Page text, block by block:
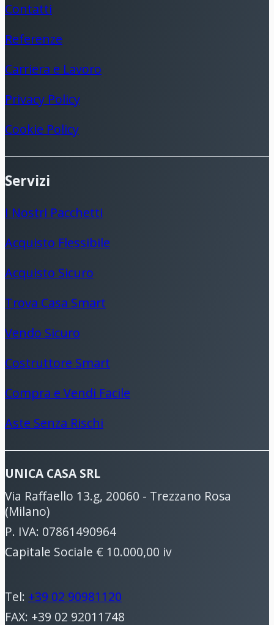
Contatti
Referenze
Carriera e Lavoro
Privacy Policy
Cookie Policy
Servizi
I Nostri Pacchetti
Acquisto Flessibile
Acquisto Sicuro
Trova Casa Smart
Vendo Sicuro
Costruttore Smart
Compra e Vendi Facile
Aste Senza Rischi
UNICA CASA SRL
Via Raffaello 13.g, 20060 - Trezzano Rosa
(Milano)
P. IVA: 07861490964
Capitale Sociale € 10.000,00 iv
Tel: +39 02 90981120
FAX: +39 02 92011748